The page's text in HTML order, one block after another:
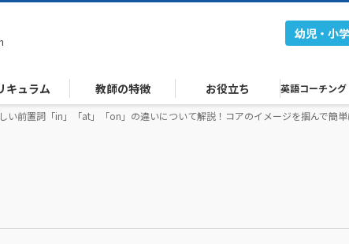
幼児・小
キュラム 教師の特徴 お役立ち 英語コーチング
い前置詞「in」「at」「on」の違いについて解説！コアのイメージを掴んで簡